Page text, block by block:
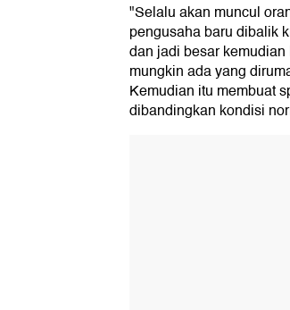
"Selalu akan muncul
pengusaha baru dibalik
dan jadi besar
mungkin ada yang
Kemudian itu membuat
dibandingkan kondisi